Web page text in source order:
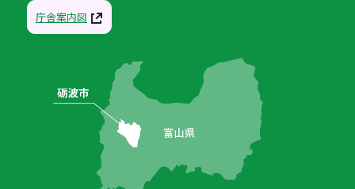
庁舎案内図